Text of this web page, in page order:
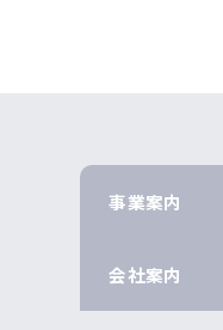
事業案内
会社案内